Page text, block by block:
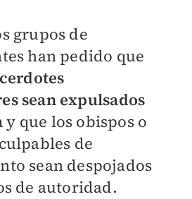
grupos de
han pedido que
sean expulsados
y que los obispos o
de
sean despojados
de autoridad.